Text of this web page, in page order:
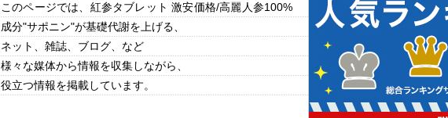
このページでは、紅参タブレット 激安価格/高麗人参100%
成分"サポニン"が基礎代謝を上げる、
ネット、雑誌、ブログ、など
様々な媒体から情報を収集しながら、
役立つ情報を掲載しています。